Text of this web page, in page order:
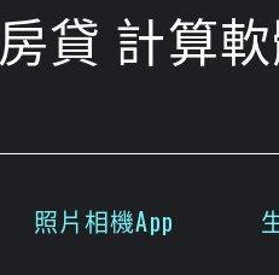
房貸 計算
照片相機App